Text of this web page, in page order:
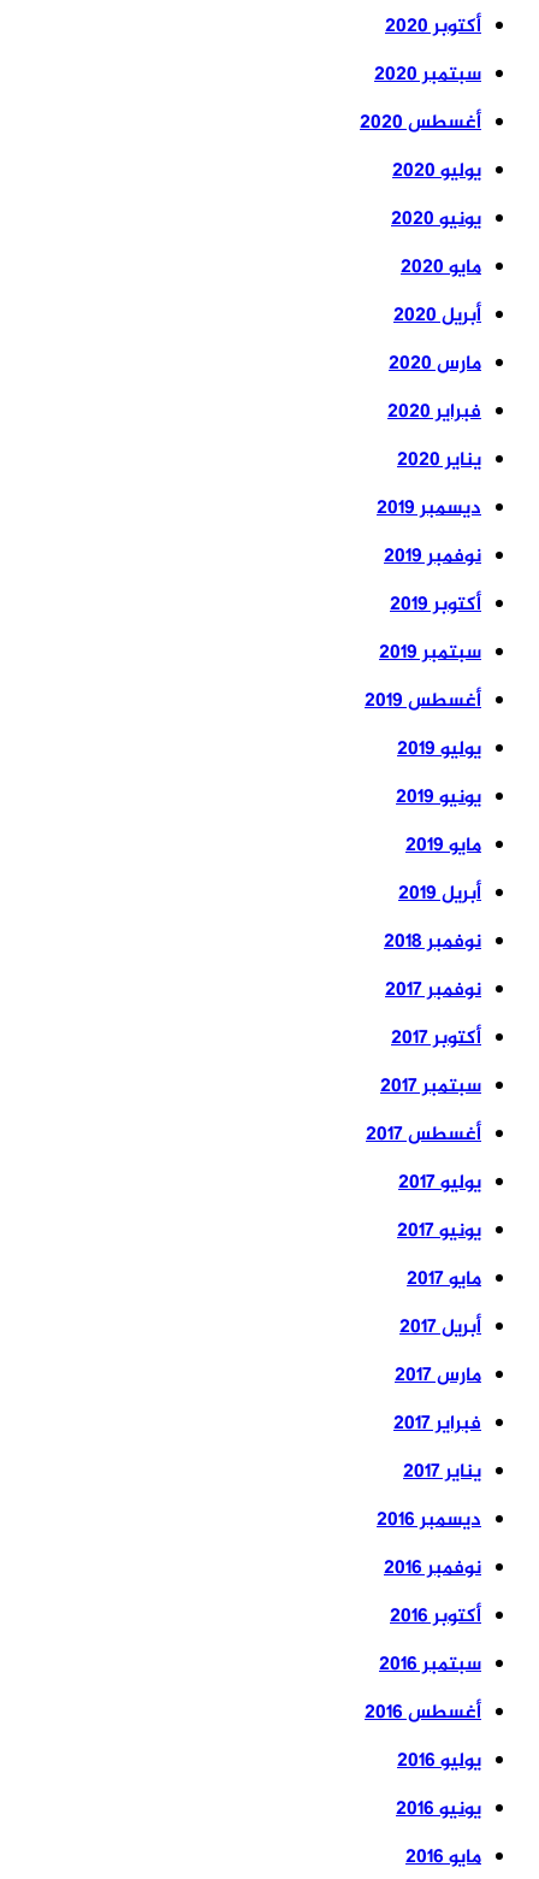
أكتوبر 2020
سبتمبر 2020
أغسطس 2020
يوليو 2020
يونيو 2020
مايو 2020
أبريل 2020
مارس 2020
فبراير 2020
يناير 2020
ديسمبر 2019
نوفمبر 2019
أكتوبر 2019
سبتمبر 2019
أغسطس 2019
يوليو 2019
يونيو 2019
مايو 2019
أبريل 2019
نوفمبر 2018
نوفمبر 2017
أكتوبر 2017
سبتمبر 2017
أغسطس 2017
يوليو 2017
يونيو 2017
مايو 2017
أبريل 2017
مارس 2017
فبراير 2017
يناير 2017
ديسمبر 2016
نوفمبر 2016
أكتوبر 2016
سبتمبر 2016
أغسطس 2016
يوليو 2016
يونيو 2016
مايو 2016